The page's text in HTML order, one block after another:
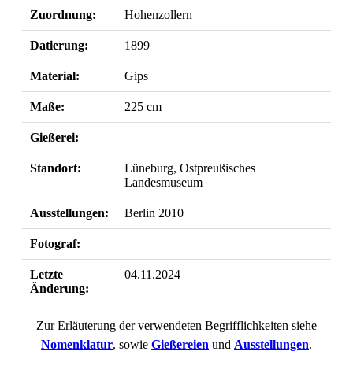
Zuordnung: Hohenzollern
Datierung: 1899
Material: Gips
Maße: 225 cm
Gießerei:
Standort:
Lüneburg, Ostpreußisches
Landesmuseum
Ausstellungen: Berlin 2010
Fotograf:
Letzte
Änderung:
04.11.2024
Zur Erläuterung der verwendeten Begrifflichkeiten siehe
Nomenklatur, sowie Gießereien und Ausstellungen.